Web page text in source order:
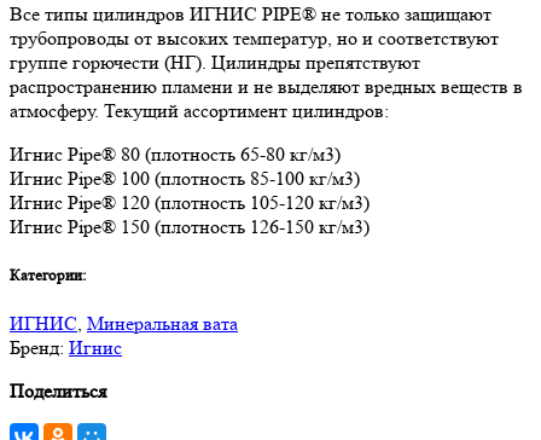
Все типы цилиндров ИГНИС PIPE® не только защищают
трубопроводы от высоких температур, но и соответствуют
группе горючести (НГ). Цилиндры препятствуют
распространению пламени и не выделяют вредных веществ в
атмосферу. Текущий ассортимент цилиндров:
Игнис Pipe® 80 (плотность 65-80 кг/м3)
Игнис Pipe® 100 (плотность 85-100 кг/м3)
Игнис Pipe® 120 (плотность 105-120 кг/м3)
Игнис Pipe® 150 (плотность 126-150 кг/м3)
Категории:
ИГНИС, Минеральная вата
Бренд: Игнис
Поделиться